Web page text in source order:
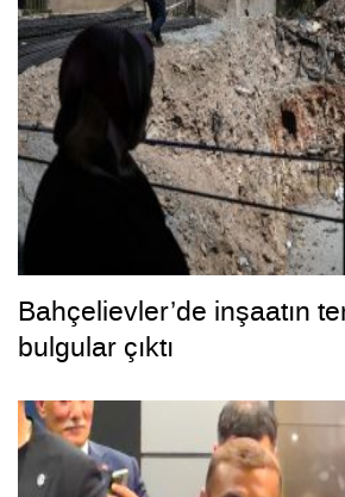
Bahçelievler’de inşaatın
bulgular çıktı